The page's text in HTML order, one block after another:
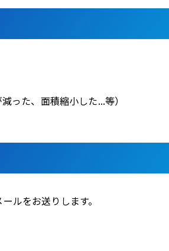
った、面積縮小した...等）
ルをお送りします。